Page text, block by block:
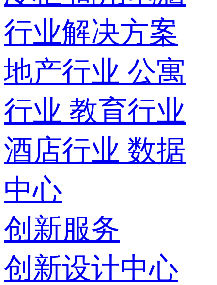
行业解决方案
地产行业 公寓
行业 教育行业
酒店行业 数据
中心
创新服务
创新设计中心